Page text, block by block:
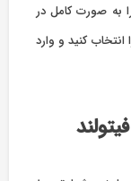
به صورت کامل در
انتخاب کنید و وارد